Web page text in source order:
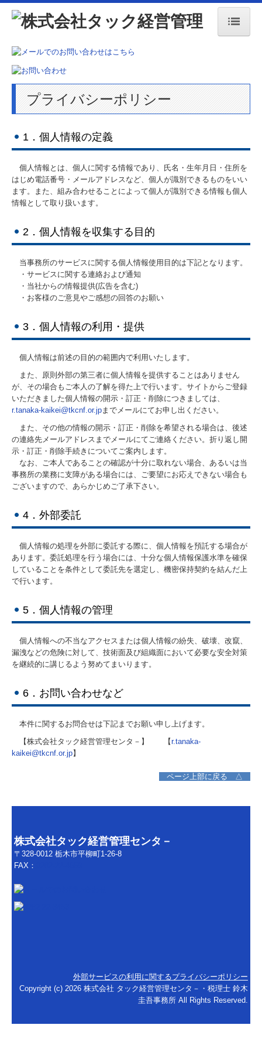
ホーム
会社案内
ご相談･ご契約の流れ
セミナー案内
リンク
業務案内
税務･会計
法務・行政対応
給与計算代行
遺言・相続のご相談
お問い合わせ
プライバシーポリシー
経営者オススメ情報
税務カレンダー
プライバシーポリシー
1．個人情報の定義
個人情報とは、個人に関する情報であり、氏名・生年月日・住所を
はじめ電話番号・メールアドレスなど、個人が識別できるものをいい
ます。また、組み合わせることによって個人が識別できる情報も個人
情報として取り扱います。
2．個人情報を収集する目的
当事務所のサービスに関する個人情報使用目的は下記となります。
・サービスに関する連絡および通知
・当社からの情報提供(広告を含む)
・お客様のご意見やご感想の回答のお願い
3．個人情報の利用・提供
個人情報は前述の目的の範囲内で利用いたします。
また、原則外部の第三者に個人情報を提供することはありません
が、その場合もご本人の了解を得た上で行います。サイトからご登録
いただきました個人情報の開示・訂正・削除につきましては、
r.tanaka-kaikei@tkcnf.or.jpまでメールにてお申し出ください。
また、その他の情報の開示・訂正・削除を希望される場合は、後述
の連絡先メールアドレスまでメールにてご連絡ください。折り返し開
示・訂正・削除手続きについてご案内します。
なお、ご本人であることの確認が十分に取れない場合、あるいは当
事務所の業務に支障がある場合には、ご要望にお応えできない場合も
ございますので、あらかじめご了承下さい。
4．外部委託
個人情報の処理を外部に委託する際に、個人情報を預託する場合が
あります。委託処理を行う場合には、十分な個人情報保護水準を確保
していることを条件として委託先を選定し、機密保持契約を結んだ上
で行います。
5．個人情報の管理
個人情報への不当なアクセスまたは個人情報の紛失、破壊、改竄、
漏洩などの危険に対して、技術面及び組織面において必要な安全対策
を継続的に講じるよう努めてまいります。
6．お問い合わせなど
本件に関するお問合せは下記までお願い申し上げます。
【株式会社タック経営管理センタ－】 【r.tanaka-
kaikei@tkcnf.or.jp】
ページ上部に戻る △
株式会社タック経営管理センタ－
〒328-0012 栃木市平柳町1-26-8
FAX ：
外部サービスの利用に関するプライバシーポリシー
Copyright (c) 2026 株式会社 タック経営管理センタ－・税理士 鈴木
圭吾事務所 All Rights Reserved.